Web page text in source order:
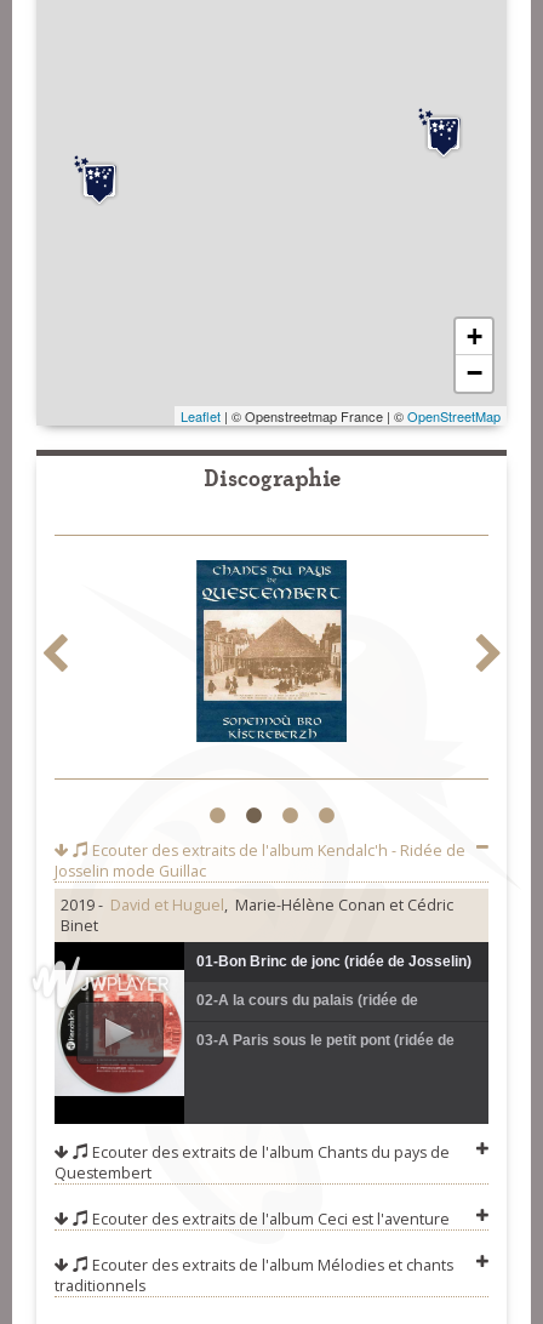
+
−
Leaflet | © Openstreetmap France | ©OpenStreetMap
Discographie
1 2 3 4
Ecouter des extraits de l'album Kendalc'h - Ridée de
Josselin mode Guillac
2019 - David et Huguel, Marie-Hélène Conan et Cédric
Binet
01-Bon Brinc de jonc (ridée de Josselin)
(David et Huguel)
02-A la cours du palais (ridée de
Josselin) (David et Huguel)
03-A Paris sous le petit pont (ridée de
Binet)
Ecouter des extraits de l'album Chants du pays de
Questembert
Ecouter des extraits de l'album Ceci est l'aventure
Ecouter des extraits de l'album Mélodies et chants
traditionnels